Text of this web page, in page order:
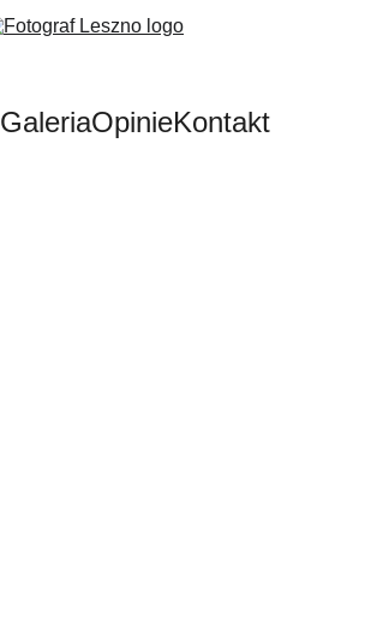
GaleriaOpinieKontakt